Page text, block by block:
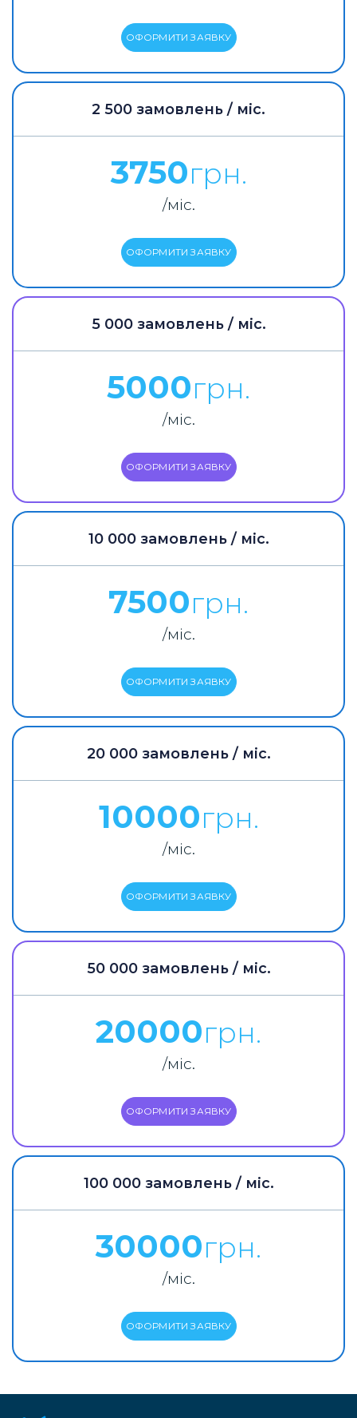
ОФОРМИТИ ЗАЯВКУ
2 500 замовлень / міс.
3750грн.
/міс.
ОФОРМИТИ ЗАЯВКУ
5 000 замовлень / міс.
5000грн.
/міс.
ОФОРМИТИ ЗАЯВКУ
10 000 замовлень / міс.
7500грн.
/міс.
ОФОРМИТИ ЗАЯВКУ
20 000 замовлень / міс.
10000грн.
/міс.
ОФОРМИТИ ЗАЯВКУ
50 000 замовлень / міс.
20000грн.
/міс.
ОФОРМИТИ ЗАЯВКУ
100 000 замовлень / міс.
30000грн.
/міс.
ОФОРМИТИ ЗАЯВКУ